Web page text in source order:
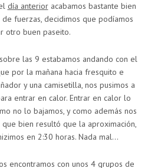
día anterioracabamos bastante bien
fuerzas, decidimos que podíamos
otro buen paseito.
las 9 estabamos andando con el
por la mañana hacia fresquito e
y una camisetilla, nos pusimos a
entrar en calor. Entrar en calor lo
no lo bajamos, y como además nos
bien resultó que la aproximación,
en 2:30 horas. Nada mal…
encontramos con unos 4 grupos de